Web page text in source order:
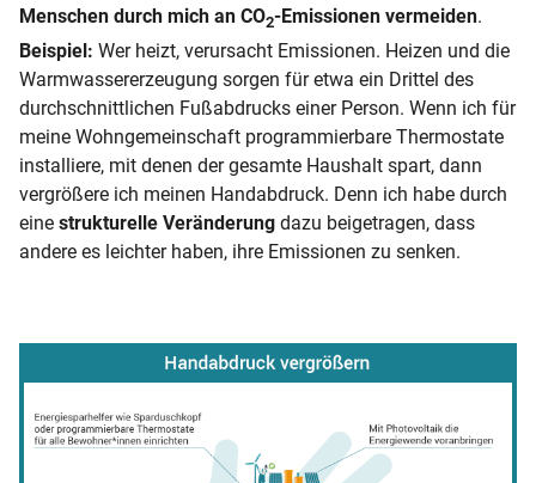
Menschen durch mich an CO2-Emissionen vermeiden.
Beispiel: Wer heizt, verursacht Emissionen. Heizen und die
Warmwassererzeugung sorgen für etwa ein Drittel des
durchschnittlichen Fußabdrucks einer Person. Wenn ich für
meine Wohngemeinschaft programmierbare Thermostate
installiere, mit denen der gesamte Haushalt spart, dann
vergrößere ich meinen Handabdruck. Denn ich habe durch
eine strukturelle Veränderung dazu beigetragen, dass
andere es leichter haben, ihre Emissionen zu senken.